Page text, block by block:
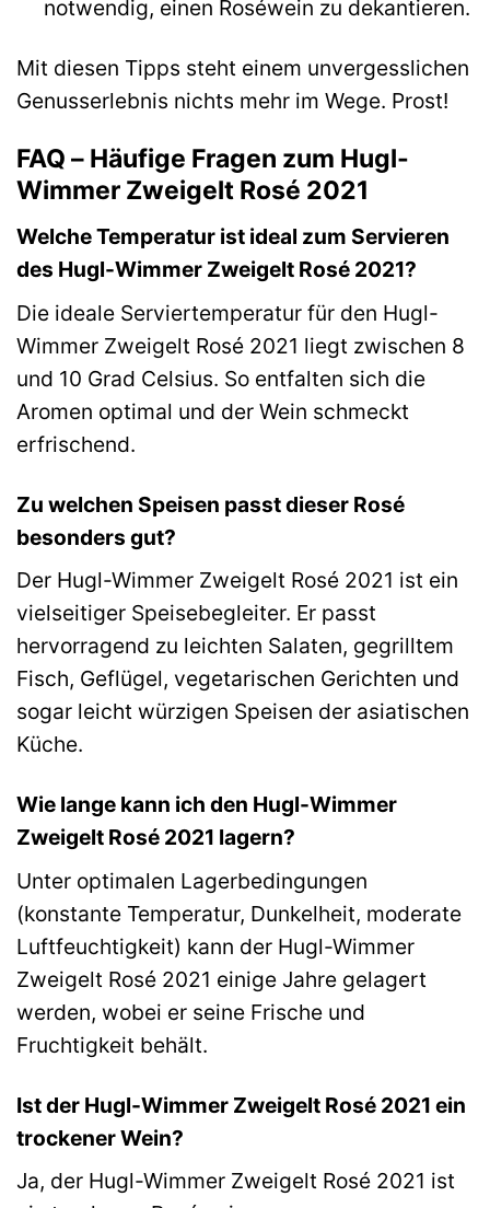
notwendig, einen Roséwein zu dekantieren.
Mit diesen Tipps steht einem unvergesslichen
Genusserlebnis nichts mehr im Wege. Prost!
FAQ – Häufige Fragen zum Hugl-
Wimmer Zweigelt Rosé 2021
Welche Temperatur ist ideal zum Servieren
des Hugl-Wimmer Zweigelt Rosé 2021?
Die ideale Serviertemperatur für den Hugl-
Wimmer Zweigelt Rosé 2021 liegt zwischen 8
und 10 Grad Celsius. So entfalten sich die
Aromen optimal und der Wein schmeckt
erfrischend.
Zu welchen Speisen passt dieser Rosé
besonders gut?
Der Hugl-Wimmer Zweigelt Rosé 2021 ist ein
vielseitiger Speisebegleiter. Er passt
hervorragend zu leichten Salaten, gegrilltem
Fisch, Geflügel, vegetarischen Gerichten und
sogar leicht würzigen Speisen der asiatischen
Küche.
Wie lange kann ich den Hugl-Wimmer
Zweigelt Rosé 2021 lagern?
Unter optimalen Lagerbedingungen
(konstante Temperatur, Dunkelheit, moderate
Luftfeuchtigkeit) kann der Hugl-Wimmer
Zweigelt Rosé 2021 einige Jahre gelagert
werden, wobei er seine Frische und
Fruchtigkeit behält.
Ist der Hugl-Wimmer Zweigelt Rosé 2021 ein
trockener Wein?
Ja, der Hugl-Wimmer Zweigelt Rosé 2021 ist